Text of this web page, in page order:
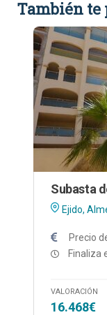
También te
Ejido,
Precio
Finaliza
VALORACIÓN
16.468€